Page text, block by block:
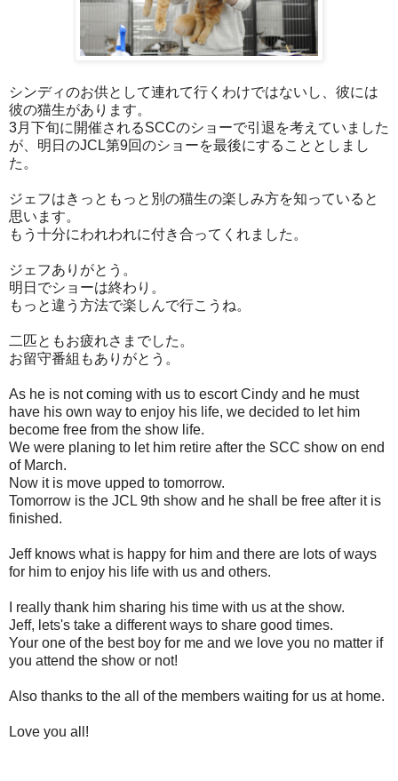
シンディのお供として連れて行くわけではないし、彼には
彼の猫生があります。
3月下旬に開催されるSCCのショーで引退を考えていました
が、明日のJCL第9回のショーを最後にすることとしまし
た。
ジェフはきっともっと別の猫生の楽しみ方を知っていると
思います。
もう十分にわれわれに付き合ってくれました。
ジェフありがとう。
明日でショーは終わり。
もっと違う方法で楽しんで行こうね。
二匹ともお疲れさまでした。
お留守番組もありがとう。
As he is not coming with us to escort Cindy and he must
have his own way to enjoy his life, we decided to let him
become free from the show life.
We were planing to let him retire after the SCC show on end
of March.
Now it is move upped to tomorrow.
Tomorrow is the JCL 9th show and he shall be free after it is
finished.
Jeff knows what is happy for him and there are lots of ways
for him to enjoy his life with us and others.
I really thank him sharing his time with us at the show.
Jeff, lets's take a different ways to share good times.
Your one of the best boy for me and we love you no matter if
you attend the show or not!
Also thanks to the all of the members waiting for us at home.
Love you all!